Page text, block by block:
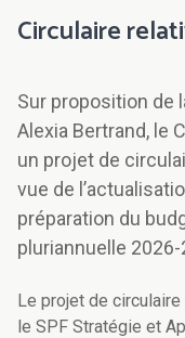
Circulaire
Sur proposition de
Alexia Bertrand, le
un projet de
vue de
préparation du
pluriannuelle 2026-
Le projet de
le SPF Stratégie et